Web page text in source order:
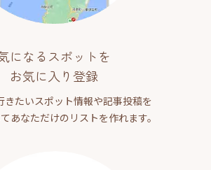
になるスポットを
お気に入り登録
きたいスポット情報や記事投稿を
あなただけのリストを作れます。